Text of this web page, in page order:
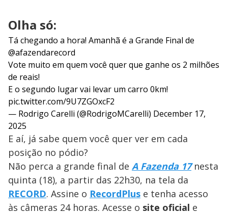
Olha só:
Tá chegando a hora! Amanhã é a Grande Final de
@afazendarecord
Vote muito em quem você quer que ganhe os 2 milhões
de reais!
E o segundo lugar vai levar um carro 0km!
pic.twitter.com/9U7ZGOxcF2
— Rodrigo Carelli (@RodrigoMCarelli) December 17,
2025
E aí, já sabe quem você quer ver em cada
posição no pódio?
Não perca a grande final de A Fazenda 17nesta
quinta (18), a partir das 22h30, na tela da
RECORD. Assine o RecordPlus e tenha acesso
às câmeras 24 horas. Acesse o site oficial e